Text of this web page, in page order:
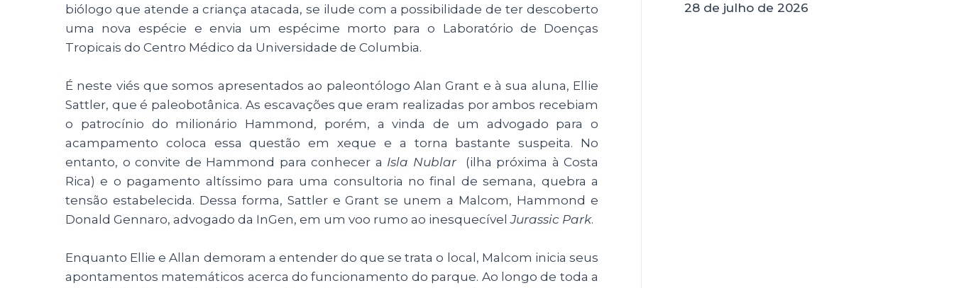
biólogo que atende a criança atacada, se ilude com a possibilidade de ter descoberto
uma nova espécie e envia um espécime morto para o Laboratório de Doenças
Tropicais do Centro Médico da Universidade de Columbia.
É neste viés que somos apresentados ao paleontólogo Alan Grant e à sua aluna, Ellie
Sattler, que é paleobotânica. As escavações que eram realizadas por ambos recebiam
o patrocínio do milionário Hammond, porém, a vinda de um advogado para o
acampamento coloca essa questão em xeque e a torna bastante suspeita. No
entanto, o convite de Hammond para conhecer a Isla Nublar(ilha próxima à Costa
Rica) e o pagamento altíssimo para uma consultoria no final de semana, quebra a
tensão estabelecida. Dessa forma, Sattler e Grant se unem a Malcom, Hammond e
Donald Gennaro, advogado da InGen, em um voo rumo ao inesquecívelJurassic Park.
Enquanto Ellie e Allan demoram a entender do que se trata o local, Malcom inicia seus
apontamentos matemáticos acerca do funcionamento do parque. Ao longo de toda a
28 de julho de 2026